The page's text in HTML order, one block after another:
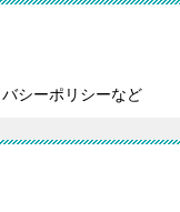
シーポリシーなど